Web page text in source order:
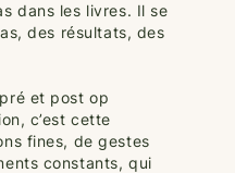
dans les livres. Il se
des résultats, des
et post op
c’est cette
fines, de gestes
constants, qui